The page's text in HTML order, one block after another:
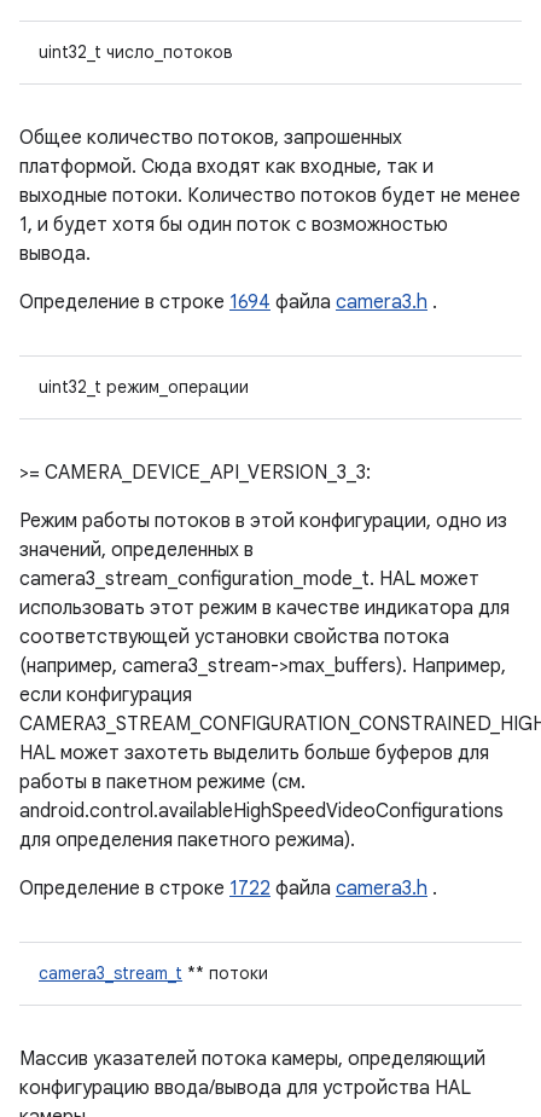
uint32_t число_потоков
Общее количество потоков, запрошенных
платформой. Сюда входят как входные, так и
выходные потоки. Количество потоков будет не менее
1, и будет хотя бы один поток с возможностью
вывода.
Определение в строке 1694 файла camera3.h .
uint32_t режим_операции
>= CAMERA_DEVICE_API_VERSION_3_3:
Режим работы потоков в этой конфигурации, одно из
значений, определенных в
camera3_stream_configuration_mode_t. HAL может
использовать этот режим в качестве индикатора для
соответствующей установки свойства потока
(например, camera3_stream->max_buffers). Например,
если конфигурация
HAL может захотеть выделить больше буферов для
работы в пакетном режиме (см.
android.control.availableHighSpeedVideoConfigurations
для определения пакетного режима).
Определение в строке 1722 файла camera3.h .
camera3_stream_t ** потоки
Массив указателей потока камеры, определяющий
конфигурацию ввода/вывода для устройства HAL